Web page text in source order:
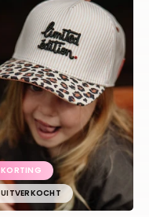
Léopard
|
Kids
|
Hello
Hossy
KORTING
UITVERKOCHT